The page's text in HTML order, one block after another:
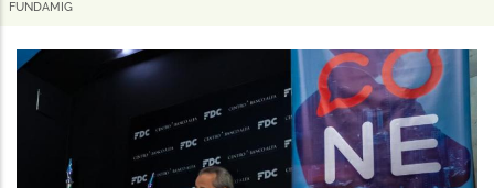
de
navegação
FUNDAMIG